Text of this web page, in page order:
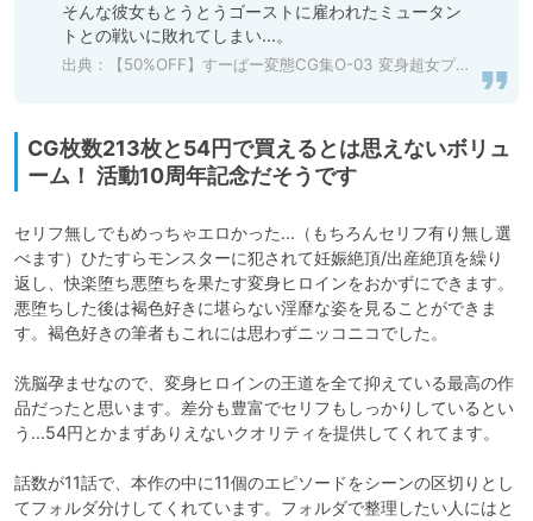
そんな彼女もとうとうゴーストに雇われたミュータン
出典： 【50%OFF】すーぱー変態CG集O-03 変身超女プリズスターゼロ [裏世界2] | DLsite 同人 - R18
CG枚数213枚と54円で買えるとは思えないボリュ
ーム！ 活動10周年記念だそうです
セリフ無しでもめっちゃエロかった…（もちろんセリフ有り無し選
べます）ひたすらモンスターに犯されて妊娠絶頂/出産絶頂を繰り
返し、快楽堕ち悪堕ちを果たす変身ヒロインをおかずにできます。
悪堕ちした後は褐色好きに堪らない淫靡な姿を見ることができま
す。褐色好きの筆者もこれには思わずニッコニコでした。
洗脳孕ませなので、変身ヒロインの王道を全て抑えている最高の作
品だったと思います。差分も豊富でセリフもしっかりしているとい
う…54円とかまずありえないクオリティを提供してくれてます。
話数が11話で、本作の中に11個のエピソードをシーンの区切りとし
てフォルダ分けしてくれています。フォルダで整理したい人にはと